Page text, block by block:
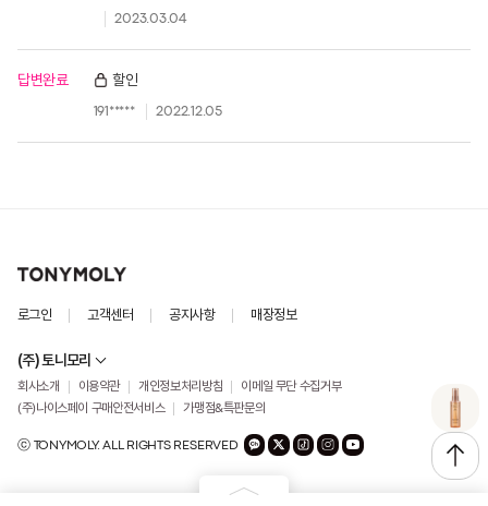
2023.03.04
답변완료 할인
191***** 2022.12.05
로그인 고객센터 공지사항 매장정보
(주) 토니모리
회사소개 이용약관 개인정보처리방침
이메일 무단 수집거부
(주)나이스페이 구매안전서비스
가맹점&특판문의
ⓒ TONYMOLY. ALL RIGHTS RESERVED